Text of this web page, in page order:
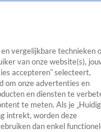
TV Algemeen
Tip
vergelijkbare technieken
van onze website(s),
accepteren” selecteert,
om onze advertenties en
en diensten te
te meten. Als je
intrekt, worden deze
dan enkel